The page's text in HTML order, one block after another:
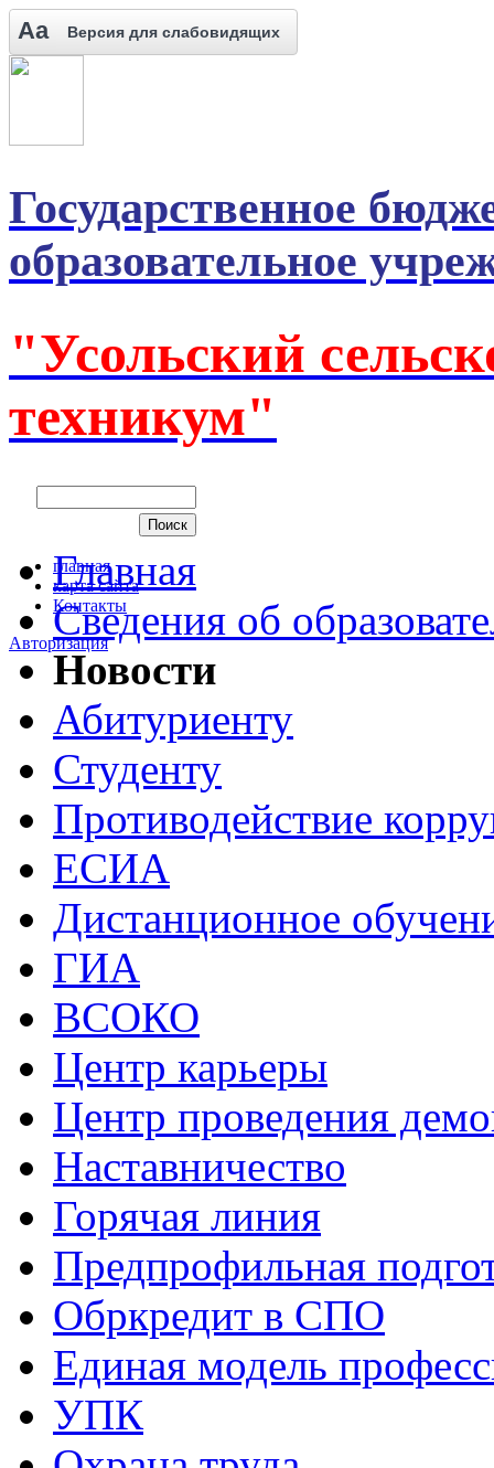
Aa Версия для слабовидящих
Государственное
образовательное
"Усольский
техникум"
главная
карта сайта
Контакты
Авторизация
Главная
Сведения об
Новости
Абитуриенту
Студенту
Противодействие
ЕСИА
Дистанционное
ГИА
ВСОКО
Центр карьеры
Центр проведения
Наставничество
Горячая линия
Предпрофильная
Обркредит в СПО
Единая модель
УПК